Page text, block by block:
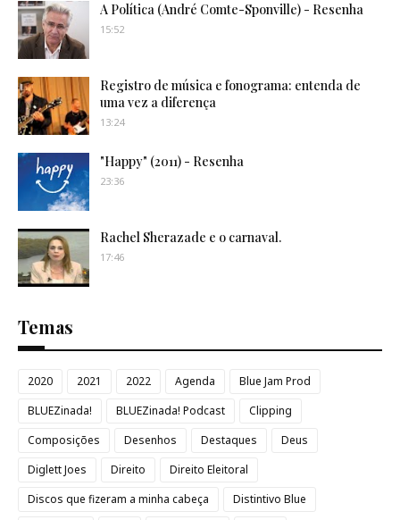
A Política (André Comte-Sponville) - Resenha
15:52
Registro de música e fonograma: entenda de
uma vez a diferença
13:24
"Happy" (2011) - Resenha
23:36
Rachel Sherazade e o carnaval.
17:46
Temas
2020 2021 2022 Agenda
Blue Jam Prod
BLUEZinada!
BLUEZinada! Podcast
Clipping
Composições
Desenhos Destaques
Deus
Diglett Joes
Direito
Direito Eleitoral
Discos que fizeram a minha cabeça
Distintivo Blue